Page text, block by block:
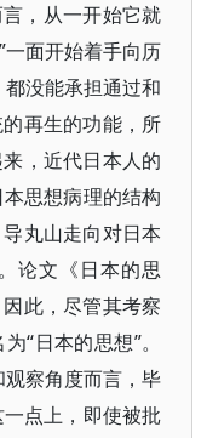
，从一开始它就
面开始着手向历
没能承担通过和
再生的功能，所
，近代日本人的
思想病理的结构
丸山走向对日本
论文《日本的思
此，尽管其考察
“日本的思想”。
察角度而言，毕
点上，即使被批